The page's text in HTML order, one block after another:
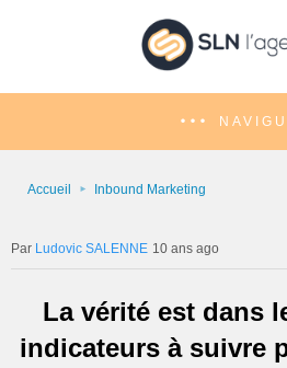
Accueil Inbound Marketing
Ludovic SALENNE 10 ans ago
La vérité est dans
indicateurs à suivre